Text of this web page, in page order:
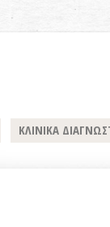
ΚΛΙΝΙΚΑ